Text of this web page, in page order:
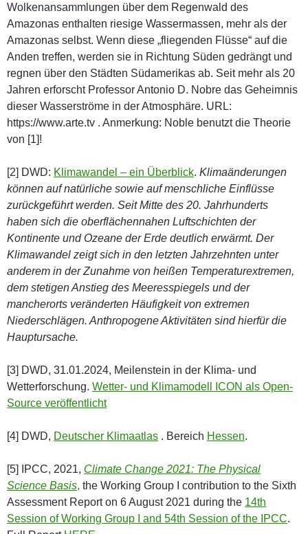
Wolkenansammlungen über dem Regenwald des
Amazonas enthalten riesige Wassermassen, mehr als der
Amazonas selbst. Wenn diese „fliegenden Flüsse“ auf die
Anden treffen, werden sie in Richtung Süden gedrängt und
regnen über den Städten Südamerikas ab. Seit mehr als 20
Jahren erforscht Professor Antonio D. Nobre das Geheimnis
dieser Wasserströme in der Atmosphäre. URL:
https://www.arte.tv . Anmerkung: Noble benutzt die Theorie
von [1]!
[2] DWD: Klimawandel – ein Überblick. Klimaänderungen
können auf natürliche sowie auf menschliche Einflüsse
zurückgeführt werden. Seit Mitte des 20. Jahrhunderts
haben sich die oberflächennahen Luftschichten der
Kontinente und Ozeane der Erde deutlich erwärmt. Der
Klimawandel zeigt sich in den letzten Jahrzehnten unter
anderem in der Zunahme von heißen Temperaturextremen,
dem stetigen Anstieg des Meeresspiegels und der
mancherorts veränderten Häufigkeit von extremen
Niederschlägen. Anthropogene Aktivitäten sind hierfür die
Hauptursache.
[3] DWD, 31.01.2024, Meilenstein in der Klima- und
Wetterforschung. Wetter- und Klimamodell ICON als Open-
Source veröffentlicht
[4] DWD, Deutscher Klimaatlas . Bereich Hessen.
[5] IPCC, 2021, Climate Change 2021: The Physical
Science Basis, the Working Group I contribution to the Sixth
Assessment Report on 6 August 2021 during the 14th
Session of Working Group I and 54th Session of the IPCC.